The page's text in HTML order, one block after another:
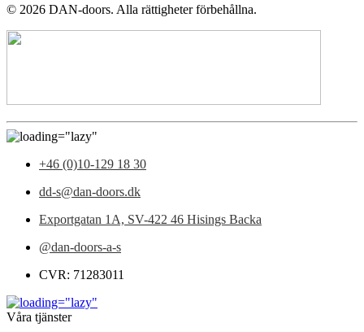
© 2026 DAN-doors. Alla rättigheter förbehållna.
+46 (0)10-129 18 30
dd-s@dan-doors.dk
Exportgatan 1A, SV-422 46 Hisings Backa
@dan-doors-a-s
CVR: 71283011
Våra tjänster